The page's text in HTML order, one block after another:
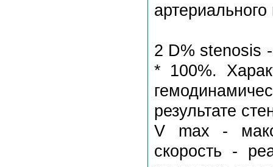
артериального
2 D% stenosis
* 100%.
результате
V max -
скорость -